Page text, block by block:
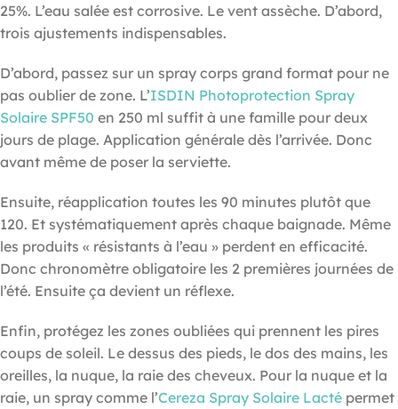
25%. L’eau salée est corrosive. Le vent assèche. D’abord,
trois ajustements indispensables.
D’abord, passez sur un spray corps grand format pour ne
pas oublier de zone. L’ISDIN Photoprotection Spray
Solaire SPF50 en 250 ml suffit à une famille pour deux
jours de plage. Application générale dès l’arrivée. Donc
avant même de poser la serviette.
Ensuite, réapplication toutes les 90 minutes plutôt que
120. Et systématiquement après chaque baignade. Même
les produits « résistants à l’eau » perdent en efficacité.
Donc chronomètre obligatoire les 2 premières journées de
l’été. Ensuite ça devient un réflexe.
Enfin, protégez les zones oubliées qui prennent les pires
coups de soleil. Le dessus des pieds, le dos des mains, les
oreilles, la nuque, la raie des cheveux. Pour la nuque et la
raie, un spray comme l’Cereza Spray Solaire Lacté permet